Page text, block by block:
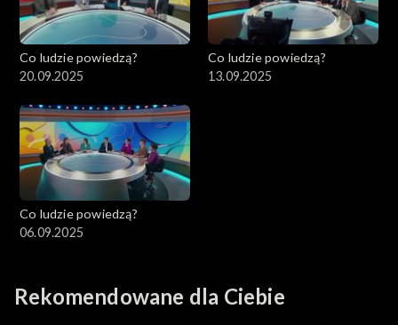
Co ludzie powiedzą?
20.09.2025
Co ludzie powiedzą?
13.09.2025
Co ludzie powiedzą?
06.09.2025
Rekomendowane dla Ciebie